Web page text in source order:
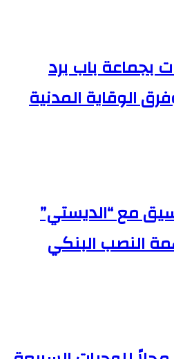
بجماعة باب برد
الوقاية المدنية
مع “الديستي”
النصب البنكي